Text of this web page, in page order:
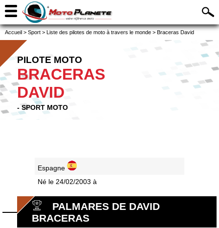
Accueil > Sport > Liste des pilotes de moto à travers le monde > Braceras David
PILOTE MOTO
BRACERAS
DAVID
- SPORT MOTO
Espagne
Né le 24/02/2003 à
PALMARES DE DAVID
BRACERAS